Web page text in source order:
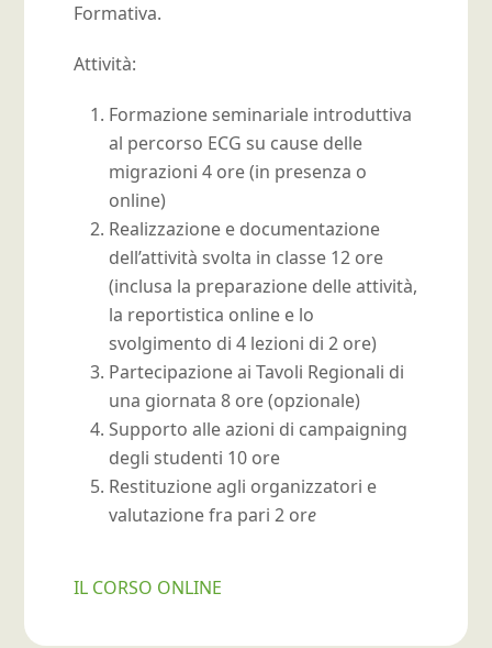
Formativa.
Attività:
Formazione seminariale introduttiva
al percorso ECG su cause delle
migrazioni 4 ore (in presenza o
online)
Realizzazione e documentazione
dell’attività svolta in classe 12 ore
(inclusa la preparazione delle attività,
la reportistica online e lo
svolgimento di 4 lezioni di 2 ore)
Partecipazione ai Tavoli Regionali di
una giornata 8 ore (opzionale)
Supporto alle azioni di campaigning
degli studenti 10 ore
Restituzione agli organizzatori e
valutazione fra pari 2 ore
IL CORSO ONLINE